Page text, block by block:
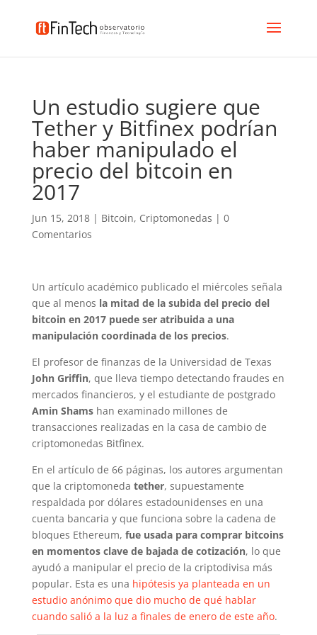
Un estudio sugiere que
Tether y Bitfinex podrían
haber manipulado el
precio del bitcoin en
2017
Jun 15, 2018| Bitcoin, Criptomonedas | 0
Comentarios
Un artículo académico publicado el miércoles señala
que al menos la mitad de la subida del precio del
bitcoin en 2017 puede ser atribuida a una
manipulación coordinada de los precios.
El profesor de finanzas de la Universidad de Texas
John Griffin, que lleva tiempo detectando fraudes en
mercados financieros, y el estudiante de postgrado
Amin Shamshan examinado millones de
transacciones realizadas en la casa de cambio de
criptomonedas Bitfinex.
En el artículo de 66 páginas, los autores argumentan
que la criptomoneda tether, supuestamente
respaldada por dólares estadounidenses en una
cuenta bancaria y que funciona sobre la cadena de
bloques Ethereum, fue usada para comprar bitcoins
en momentos clave de bajada de cotización, lo que
ayudó a manipular el precio de la criptodivisa más
popular. Esta es una hipótesis ya planteada en un
estudio anónimo que dio mucho de qué hablar
cuando salió a la luz a finales de enero de este año.